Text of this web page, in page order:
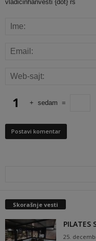
vladicinhanvesti {dot} rs
+ sedam =
Skorašnje vesti
25.